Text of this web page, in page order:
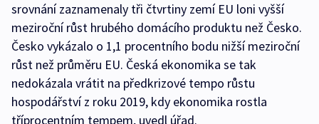
srovnání zaznamenaly tři čtvrtiny zemí EU loni vyšší
meziroční růst hrubého domácího produktu než Česko.
Česko vykázalo o 1,1 procentního bodu nižší meziroční
růst než průměru EU. Česká ekonomika se tak
nedokázala vrátit na předkrizové tempo růstu
hospodářství z roku 2019, kdy ekonomika rostla
tříprocentním tempem, uvedl úřad.